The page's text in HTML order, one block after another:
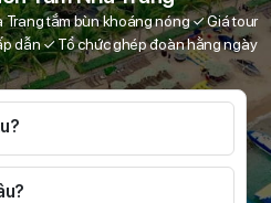
Trang tắm bùn khoáng nóng ✓ Giá tour
dẫn ✓ Tổ chức ghép đoàn hằng ngày